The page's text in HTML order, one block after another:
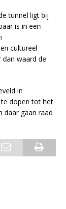
tunnel ligt bij
is in een
cultureel
waard de
in
dopen tot het
daar gaan raad